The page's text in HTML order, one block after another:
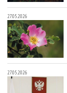
27.05.2026
27.05.2026